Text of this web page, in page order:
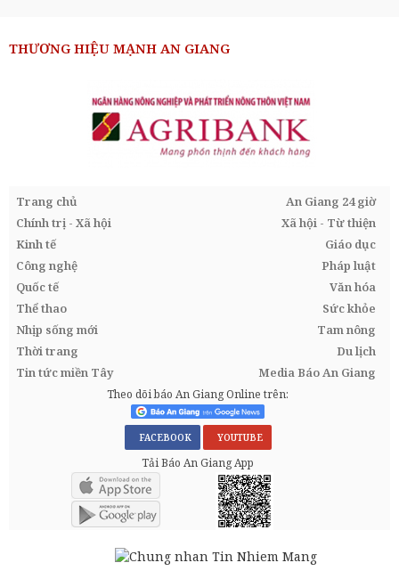
THƯƠNG HIỆU MẠNH AN GIANG
Trang chủ
An Giang 24 giờ
Chính trị - Xã hội
Xã hội - Từ thiện
Kinh tế
Giáo dục
Công nghệ
Pháp luật
Quốc tế
Văn hóa
Thể thao
Sức khỏe
Nhịp sống mới
Tam nông
Thời trang
Du lịch
Tin tức miền Tây
Media Báo An Giang
Theo dõi báo An Giang Online trên:
FACEBOOK YOUTUBE
Tải Báo An Giang App